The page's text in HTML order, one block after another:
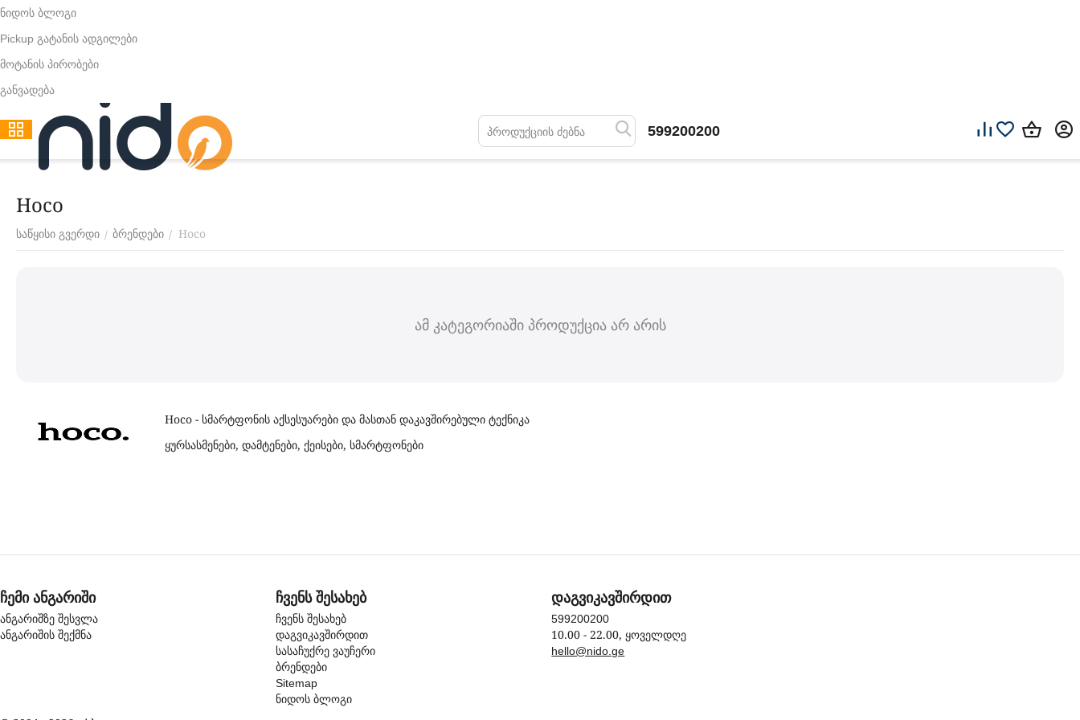
ნიდოს ბლოგი
Pickup გატანის ადგილები
მოტანის პირობები
განვადება
599200200
Hoco
საწყისი გვერდი / ბრენდები / Hoco
Hoco - სმარტფონის აქსესუარები და მასთან დაკავშირებული ტექნიკა
ყურსასმენები, დამტენები, ქეისები, სმარტფონები
ამ კატეგორიაში პროდუქცია არ არის
ჩემი ანგარიში
ანგარიშზე შესვლა
ანგარიშის შექმნა
ჩვენს შესახებ
ჩვენს შესახებ
დაგვიკავშირდით
სასაჩუქრე ვაუჩერი
ბრენდები
Sitemap
ნიდოს ბლოგი
დაგვიკავშირდით
599200200
10.00 - 22.00, ყოველდღე
hello@nido.ge